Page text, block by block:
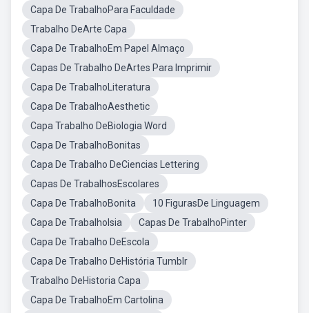
Capa De TrabalhoPara Faculdade
Trabalho DeArte Capa
Capa De TrabalhoEm Papel Almaço
Capas De Trabalho DeArtes Para Imprimir
Capa De TrabalhoLiteratura
Capa De TrabalhoAesthetic
Capa Trabalho DeBiologia Word
Capa De TrabalhoBonitas
Capa De Trabalho DeCiencias Lettering
Capas De TrabalhosEscolares
Capa De TrabalhoBonita
10 FigurasDe Linguagem
Capa De TrabalhoIsia
Capas De TrabalhoPinter
Capa De Trabalho DeEscola
Capa De Trabalho DeHistória Tumblr
Trabalho DeHistoria Capa
Capa De TrabalhoEm Cartolina